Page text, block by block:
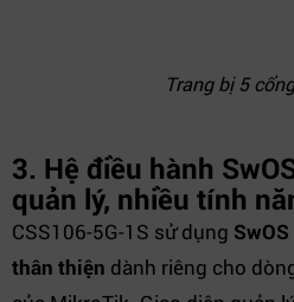
Trang bị 5
3. Hệ điều hành
quản lý, nhiều tính
CSS106-5G-1S sử dụng
thân thiện dành riêng cho